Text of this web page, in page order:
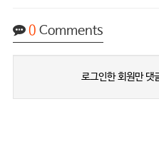
0 Comments
로그인한 회원만 댓